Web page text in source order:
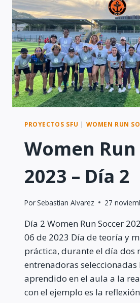
PROYECTOS SFU | WOMEN RUN
Women
2023 – Día 2
PorSebastian Alvarez 27
Día 2 Women Run Soccer
06 de 2023 Día de teoría y
práctica, durante el día dos
entrenadoras
aprendido en el aula a la
con el ejemplo es la